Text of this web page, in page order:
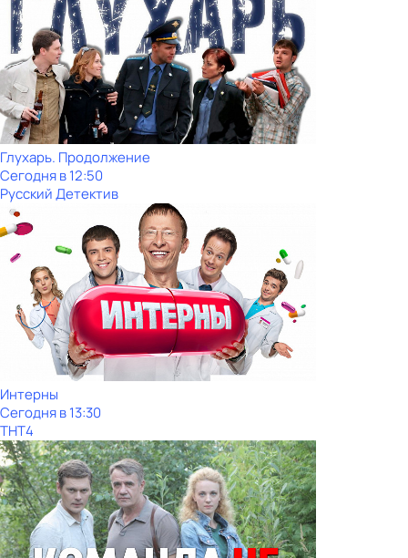
Глухарь. Продолжение
Сегодня в 12:50
Русский Детектив
Интерны
Сегодня в 13:30
ТНТ4